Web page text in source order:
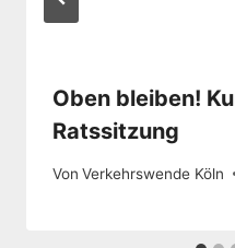
Oben bleiben!
Ratssitzung
Von Verkehrswende Köln